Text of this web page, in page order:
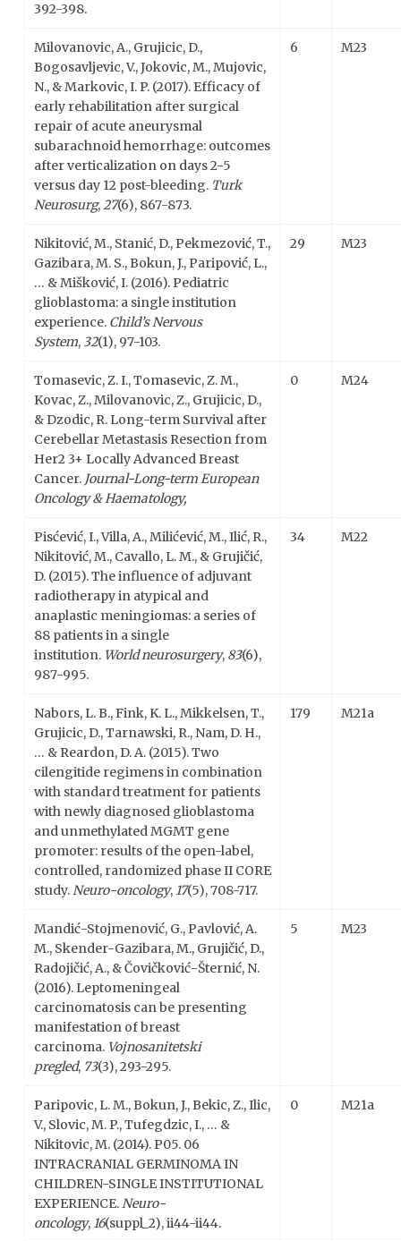
392-398.
Milovanovic, A., Grujicic, D.,
Bogosavljevic, V., Jokovic, M., Mujovic,
N., & Markovic, I. P. (2017). Efficacy of
early rehabilitation after surgical
repair of acute aneurysmal
subarachnoid hemorrhage: outcomes
after verticalization on days 2-5
versus day 12 post-bleeding. Turk
Neurosurg,27(6), 867-873.
6 M23
Nikitović, M., Stanić, D., Pekmezović, T.,
Gazibara, M. S., Bokun, J., Paripović, L.,
… & Mišković, I. (2016). Pediatric
glioblastoma: a single institution
experience. Child’s Nervous
System, 32(1), 97-103.
29 M23
Tomasevic, Z. I., Tomasevic, Z. M.,
Kovac, Z., Milovanovic, Z., Grujicic, D.,
& Dzodic, R. Long-term Survival after
Cerebellar Metastasis Resection from
Her2 3+ Locally Advanced Breast
Cancer. Journal-Long-term European
Oncology & Haematology,
0 M24
Pisćević, I., Villa, A., Milićević, M., Ilić, R.,
Nikitović, M., Cavallo, L. M., & Grujičić,
D. (2015). The influence of adjuvant
radiotherapy in atypical and
anaplastic meningiomas: a series of
88 patients in a single
institution. World neurosurgery, 83(6),
987-995.
34 M22
Nabors, L. B., Fink, K. L., Mikkelsen, T.,
Grujicic, D., Tarnawski, R., Nam, D. H.,
… & Reardon, D. A. (2015). Two
cilengitide regimens in combination
with standard treatment for patients
with newly diagnosed glioblastoma
and unmethylated MGMT gene
promoter: results of the open-label,
controlled, randomized phase II CORE
study.Neuro-oncology, 17(5), 708-717.
179 M21a
Mandić-Stojmenović, G., Pavlović, A.
M., Skender-Gazibara, M., Grujičić, D.,
Radojičić, A., & Čovičković-Šternić, N.
(2016). Leptomeningeal
carcinomatosis can be presenting
manifestation of breast
carcinoma. Vojnosanitetski
pregled, 73(3), 293-295.
5 M23
Paripovic, L. M., Bokun, J., Bekic, Z., Ilic,
V., Slovic, M. P., Tufegdzic, I., … &
Nikitovic, M. (2014). P05. 06
INTRACRANIAL GERMINOMA IN
CHILDREN-SINGLE INSTITUTIONAL
EXPERIENCE.Neuro-
oncology, 16(suppl_2), ii44-ii44.
0 M21a